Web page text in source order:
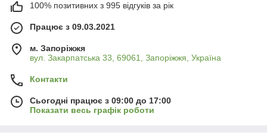
100% позитивних з 995 відгуків за рік
Працює з 09.03.2021
м. Запоріжжя
вул. Закарпатська 33, 69061, Запоріжжя, Україна
Контакти
Сьогодні працює з 09:00 до 17:00
Показати весь графік роботи